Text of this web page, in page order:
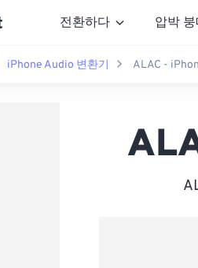
전환하다 압박
iPhone Audio 변환기 ALAC -